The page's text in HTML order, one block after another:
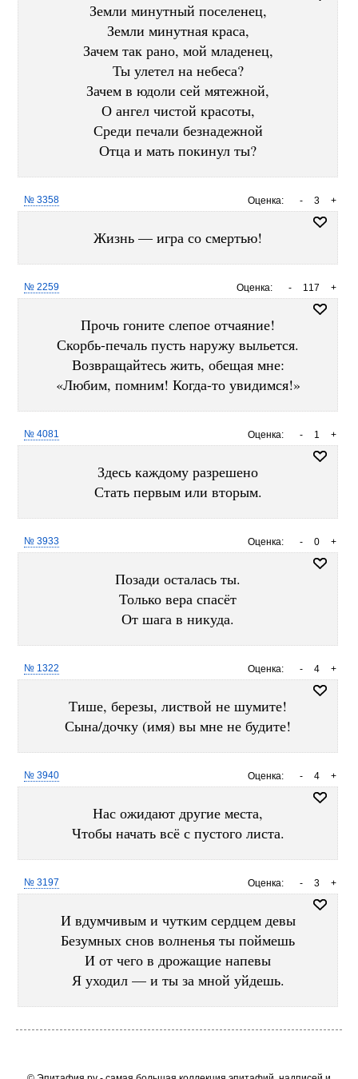
Земли минутный поселенец,
Земли минутная краса,
Зачем так рано, мой младенец,
Ты улетел на небеса?
Зачем в юдоли сей мятежной,
О ангел чистой красоты,
Среди печали безнадежной
Отца и мать покинул ты?
Оценка: +
3
-
№ 3358
Жизнь — игра со смертью!
Оценка: +
117
-
№ 2259
Прочь гоните слепое отчаяние!
Скорбь-печаль пусть наружу выльется.
Возвращайтесь жить, обещая мне:
«Любим, помним! Когда-то увидимся!»
Оценка: +
1
-
№ 4081
Здесь каждому разрешено
Стать первым или вторым.
Оценка: +
0
-
№ 3933
Позади осталась ты.
Только вера спасёт
От шага в никуда.
Оценка: +
4
-
№ 1322
Тише, березы, листвой не шумите!
Сына/дочку (имя) вы мне не будите!
Оценка: +
4
-
№ 3940
Нас ожидают другие места,
Чтобы начать всё с пустого листа.
Оценка: +
3
-
№ 3197
И вдумчивым и чутким сердцем девы
Безумных снов волненья ты поймешь
И от чего в дрожащие напевы
Я уходил — и ты за мной уйдешь.